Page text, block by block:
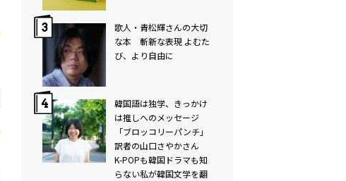
歌人・青松輝さんの大切
な本 斬新な表現 よむた
び、より自由に
韓国語は独学、きっかけ
は推しへのメッセージ
「ブロッコリーパンチ」
訳者の山口さやかさん
K-POPも韓国ドラマも知
らない私が韓国文学を翻